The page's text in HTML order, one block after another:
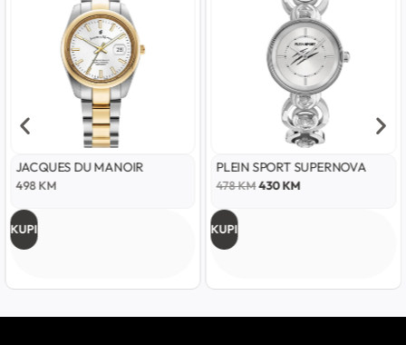
JACQUES DU MANOIR
498KM
KUPI
PLEIN SPORT SUPERNOVA
478KM430KM
KUPI